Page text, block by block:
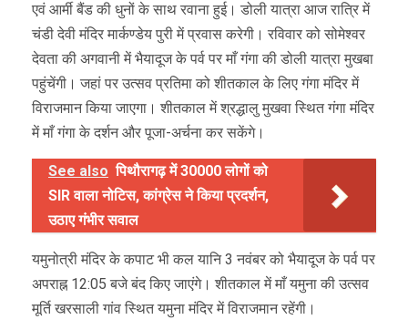
एवं आर्मी बैंड की धुनों के साथ रवाना हुई। डोली यात्रा आज रात्रि में
चंडी देवी मंदिर मार्कण्डेय पुरी में प्रवास करेगी। रविवार को सोमेश्वर
देवता की अगवानी में भैयादूज के पर्व पर माँ गंगा की डोली यात्रा मुखबा
पहुंचेंगी। जहां पर उत्सव प्रतिमा को शीतकाल के लिए गंगा मंदिर में
विराजमान किया जाएगा। शीतकाल में श्रद्धालु मुखवा स्थित गंगा मंदिर
में माँ गंगा के दर्शन और पूजा-अर्चना कर सकेंगे।
See also पिथौरागढ़ में 30000 लोगों को
SIR वाला नोटिस, कांग्रेस ने किया प्रदर्शन,
उठाए गंभीर सवाल
यमुनोत्री मंदिर के कपाट भी कल यानि 3 नवंबर को भैयादूज के पर्व पर
अपराह्न 12:05 बजे बंद किए जाएंगे। शीतकाल में माँ यमुना की उत्सव
मूर्ति खरसाली गांव स्थित यमुना मंदिर में विराजमान रहेंगी।